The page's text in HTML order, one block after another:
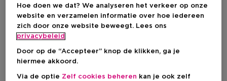
IN WINKELMANDJE
Levering aan huis
Hoe doen we dat? We analyseren het verkeer op onze
website en verzamelen informatie over hoe iedereen
zich door onze website beweegt. Lees ons
privacybeleid
Door op de “Accepteer” knop de klikken, ga je
hiermee akkoord.
Via de optie Zelf cookies beheren kan je ook zelf